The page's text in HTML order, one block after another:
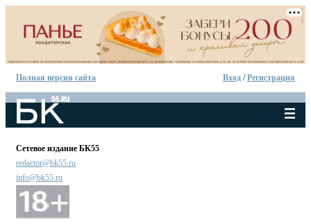
Полная версия сайта Вход /Регистрация
Сетевое издание БК55
redactor@bk55.ru
info@bk55.ru